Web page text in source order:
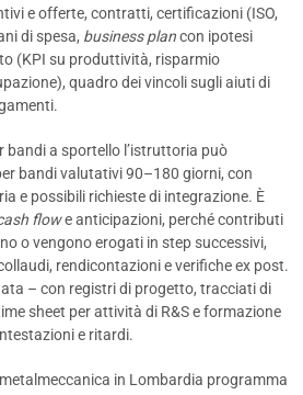
e offerte, contratti, certificazioni (ISO,
di spesa, business plancon ipotesi
(KPI su produttività, risparmio
quadro dei vincoli sugli aiuti di
bandi a sportello l’istruttoria può
bandi valutativi 90–180 giorni, con
e possibili richieste di integrazione. È
flowe anticipazioni, perché contributi
o vengono erogati in step successivi,
rendicontazioni e verifiche ex post.
– con registri di progetto, tracciati di
sheet per attività di R&S e formazione
e ritardi.
in Lombardia programma